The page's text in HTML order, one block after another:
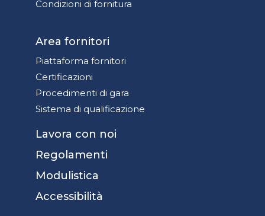
Condizioni di fornitura
Area fornitori
Piattaforma fornitori
Certificazioni
Procedimenti di gara
Sistema di qualificazione
Lavora con noi
Regolamenti
Modulistica
Accessibilità